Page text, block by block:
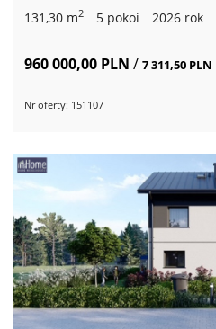
131,30 m2 5 pokoi 2026 rok
960 000,00 PLN / 7 311,50 PLN
Nr oferty: 151107